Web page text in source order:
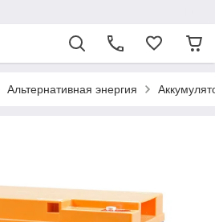
Альтернативная энергия